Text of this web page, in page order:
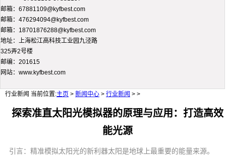
邮箱：67881109@kyfbest.com
邮箱：476294094@kyfbest.com
邮箱：18701876288@kyfbest.com
地址：上海松江高科技工业园九泾路
325弄2号楼
邮编：201615
网站：www.kyfbest.com
行业新闻 当前位置:主页 > 新闻中心 > 行业新闻 > >
探索准直太阳光模拟器的原理与应用：打造高效
能光源
引言：精准模拟太阳光的新利器太阳是地球上最重要的能量来源。